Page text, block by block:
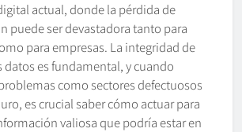
actual, donde la pérdida de
puede ser devastadora tanto para
para empresas. La integridad de
datos es fundamental, y cuando
como sectores defectuosos
es crucial saber cómo actuar para
valiosa que podría estar en